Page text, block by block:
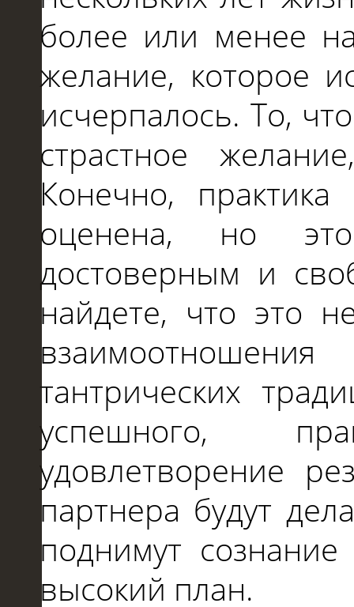
более или менее
желание, которое
исчерпалось. То,
страстное
Конечно,
оценена, но
достоверным и
найдете, что это
тантрических
успешного,
удовлетворение
партнера будут
поднимут
высокий план.